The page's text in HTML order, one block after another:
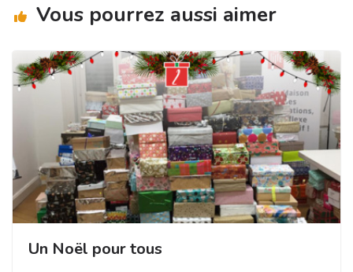
k
Vous pourrez aussi aimer
Un Noël pour tous